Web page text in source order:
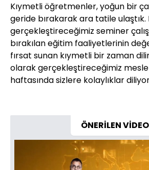
Kıymetli öğretmenler, yoğun bir
geride bırakarak ara tatile ulaştık.
gerçekleştireceğimiz seminer
bırakılan eğitim faaliyetlerinin
fırsat sunan kıymetli bir zaman
olarak gerçekleştireceğimiz
haftasında sizlere kolaylıklar
ÖNERİLEN VİDEO